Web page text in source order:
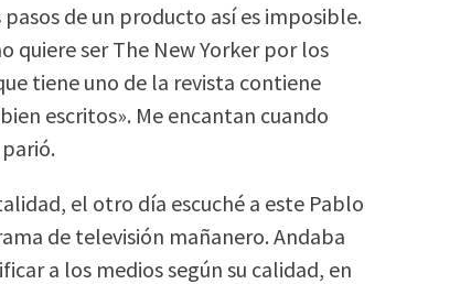
de un producto así es imposible.
quiere ser The New Yorker por los
tiene uno de la revista contiene
escritos». Me encantan cuando
el otro día escuché a este Pablo
de televisión mañanero. Andaba
a los medios según su calidad, en